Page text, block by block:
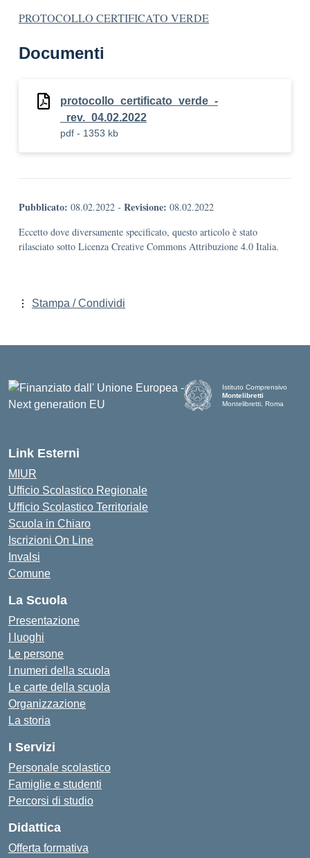
PROTOCOLLO CERTIFICATO VERDE
Documenti
protocollo_certificato_verde_-
_rev._04.02.2022
pdf - 1353 kb
Pubblicato: 08.02.2022 - Revisione: 08.02.2022
Eccetto dove diversamente specificato, questo articolo è stato
rilasciato sotto Licenza Creative Commons Attribuzione 4.0 Italia.
Stampa / Condividi
Istituto Comprensivo
Montelibretti
Montelibretti, Roma
Link Esterni
MIUR
Ufficio Scolastico Regionale
Ufficio Scolastico Territoriale
Scuola in Chiaro
Iscrizioni On Line
Invalsi
Comune
La Scuola
Presentazione
I luoghi
Le persone
I numeri della scuola
Le carte della scuola
Organizzazione
La storia
I Servizi
Personale scolastico
Famiglie e studenti
Percorsi di studio
Didattica
Offerta formativa